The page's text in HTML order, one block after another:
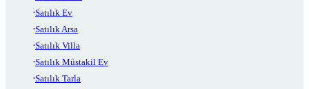
Satılık Ev
Satılık Arsa
Satılık Villa
Satılık Müstakil Ev
Satılık Tarla